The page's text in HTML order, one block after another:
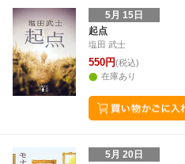
5月 15日
起点
塩田 武士
550円(税込)
在庫あり
5月 20日